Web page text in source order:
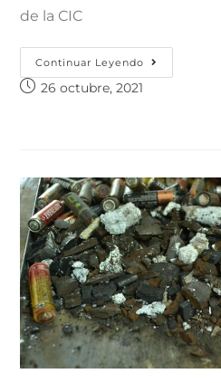
de la CIC
Continuar Leyendo
26 octubre, 2021